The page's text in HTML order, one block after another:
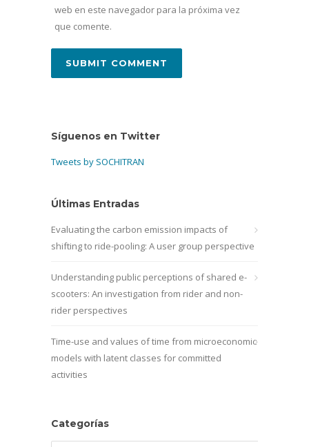
web en este navegador para la próxima vez
que comente.
Síguenos en Twitter
Tweets by SOCHITRAN
Últimas Entradas
Evaluating the carbon emission impacts of
shifting to ride-pooling: A user group perspective
Understanding public perceptions of shared e-
scooters: An investigation from rider and non-
rider perspectives
Time-use and values of time from microeconomic
models with latent classes for committed
activities
Categorías